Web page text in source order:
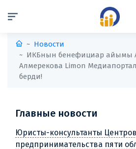
Новости
ИКБнын бенефициар айымы
Алмерекова Limon
берди!
Главные новости
Юристы-консультанты
предпринимательства пяти